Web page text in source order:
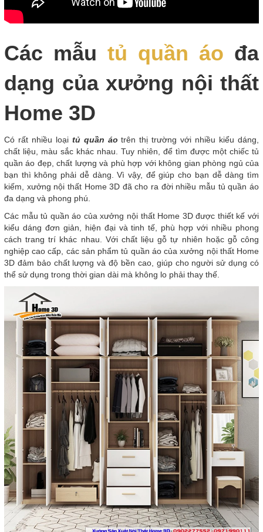
Các mẫu tủ quần áo đa
dạng của xưởng nội thất
Home 3D
Có rất nhiều loại tủ quần áo trên thị trường với nhiều kiểu dáng,
chất liệu, màu sắc khác nhau. Tuy nhiên, để tìm được một chiếc tủ
quần áo đẹp, chất lượng và phù hợp với không gian phòng ngủ của
bạn thì không phải dễ dàng. Vì vậy, để giúp cho bạn dễ dàng tìm
kiếm, xưởng nội thất Home 3D đã cho ra đời nhiều mẫu tủ quần áo
đa dạng và phong phú.
Các mẫu tủ quần áo của xưởng nội thất Home 3D được thiết kế với
kiểu dáng đơn giản, hiện đại và tinh tế, phù hợp với nhiều phong
cách trang trí khác nhau. Với chất liệu gỗ tự nhiên hoặc gỗ công
nghiệp cao cấp, các sản phẩm tủ quần áo của xưởng nội thất Home
3D đảm bảo chất lượng và độ bền cao, giúp cho người sử dụng có
thể sử dụng trong thời gian dài mà không lo phải thay thế.